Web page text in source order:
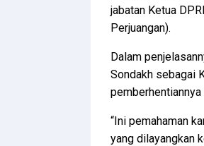
jabatan Ketua
Perjuangan).
Dalam
Sondakh sebagai
“Ini pemahaman
yang dilayangkan